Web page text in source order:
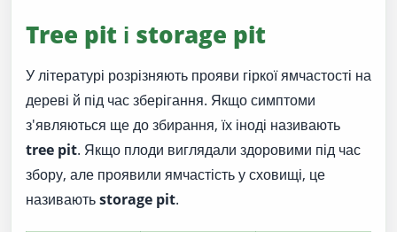
Tree pit і storage pit
У літературі розрізняють прояви гіркої ямчастості на
дереві й під час зберігання. Якщо симптоми
з'являються ще до збирання, їх іноді називають
tree pit. Якщо плоди виглядали здоровими під час
збору, але проявили ямчастість у сховищі, це
називаютьstorage pit.